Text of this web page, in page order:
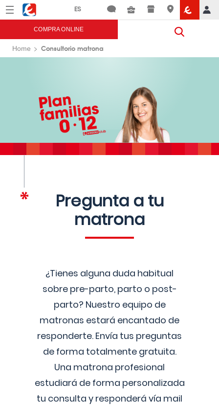
Menú Eroski
COMPRA ONLINE
Home Consultorio matrona
Pregunta a tu
matrona
¿Tienes alguna duda habitual
sobre pre-parto, parto o post-
parto? Nuestro equipo de
matronas estará encantado de
responderte. Envía tus preguntas
de forma totalmente gratuita.
Una matrona profesional
estudiará de forma personalizada
tu consulta y responderá vía mail